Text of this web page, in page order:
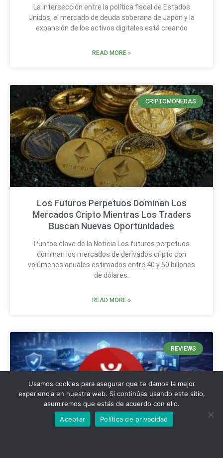
La intersección entre la política fiscal de Estados
Unidos, el mercado de deuda soberana de Japón y la
expansión de los activos digitales está creando
READ MORE »
CRIPTOMONEDAS
Los Futuros Perpetuos Dominan Los
Mercados Cripto Mientras Los Traders
Buscan Nuevas Oportunidades
Puntos clave de la Noticia Los futuros perpetuos
dominan los mercados de derivados cripto con
volúmenes anuales estimados entre 40 y 50 billones
de dólares.
READ MORE »
REVIEWS
Usamos cookies para asegurar que te damos la mejor
experiencia en nuestra web. Si continúas usando este sitio,
asumiremos que estás de acuerdo con ello.
Aceptar
Política de privacidad